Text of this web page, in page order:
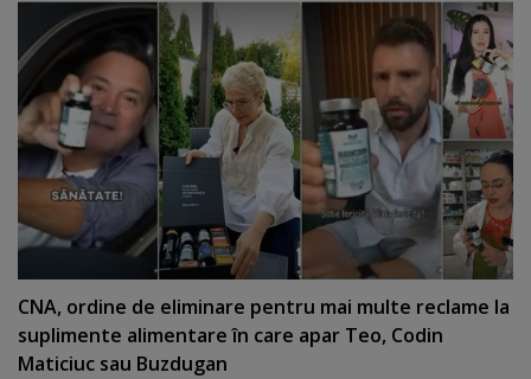
CNA, ordine de eliminare pentru mai multe reclame la
suplimente alimentare în care apar Teo, Codin
Maticiuc sau Buzdugan